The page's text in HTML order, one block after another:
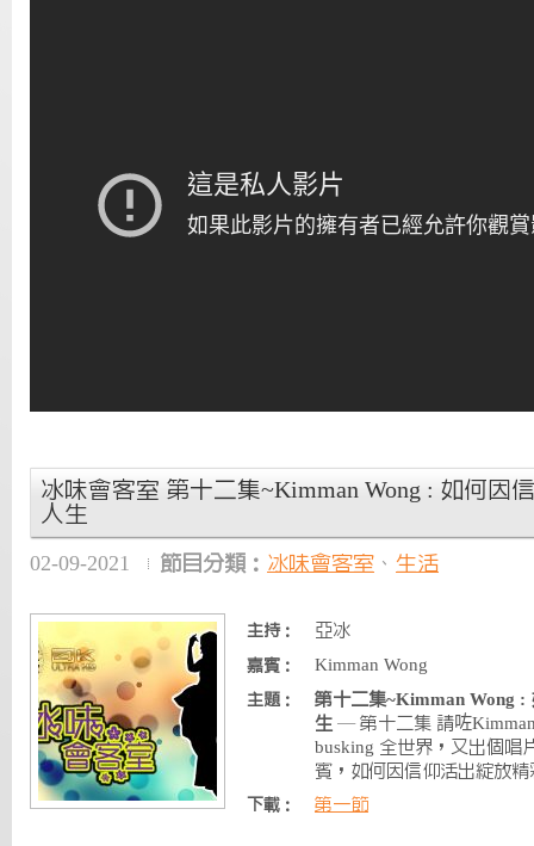
冰味會客室 第十二集~Kimman Wong : 如何因
人生
02-09-2021 節目分類： 冰味會客室 、 生活
主持： 亞冰
嘉賓： Kimman Wong
主題：
第十二集~Kimman Wong :
生 — 第十二集 請咗
busking 全世界，又出個唱
賓，如何因信仰活出綻放精
下載： 第一節